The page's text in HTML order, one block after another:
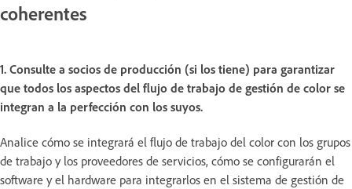
coherentes
1. Consulte a socios de producción (si los tiene) para garantizar
que todos los aspectos del flujo de trabajo de gestión de color se
integran a la perfección con los suyos.
Analice cómo se integrará el flujo de trabajo del color con los grupos
de trabajo y los proveedores de servicios, cómo se configurarán el
software y el hardware para integrarlos en el sistema de gestión de